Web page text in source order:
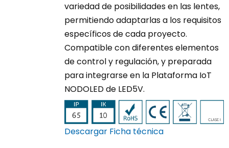
variedad de posibilidades en las lentes,
permitiendo adaptarlas a los requisitos
específicos de cada proyecto.
Compatible con diferentes elementos
de control y regulación, y preparada
para integrarse en la Plataforma IoT
NODOLED de LED5V.
Descargar Ficha técnica